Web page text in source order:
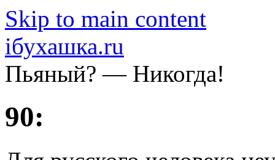
Skip to main content
iбухашка.ru
Пьяный? — Никогда!
90: